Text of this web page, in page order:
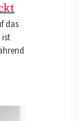
das
ist